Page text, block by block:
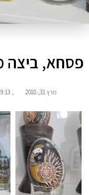
פסחא, ביצה
מרץ 31, 2018 ,